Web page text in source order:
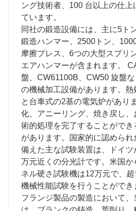
ング技術者、100 台以上の仕上
ています。
同社の鍛造設備には、主に5ト
鍛造ハンマー、2500トン、
摩擦プレス、6つの大型スプリ
エアハンマーが含まれます。
盤、CW61100B、CW50 旋盤
の機械加工設備があります。
と台車式の2基の電気炉があり
化、アニーリング、焼き戻し
術的処理を完了することがで
があります。国家的に認めら
備えた主な試験装置は、ドイ
万元近くの分光計です。米国か
ネル硬さ試験機は12万元で、
機械性能試験を行うことができ
フランジ製品の製造において、